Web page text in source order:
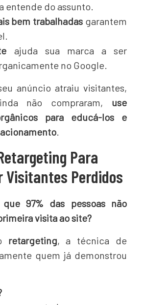
entende do assunto.
bem trabalhadas garantem
ajuda sua marca a ser
no Google.
anúncio atraiu visitantes,
não compraram, use
para educá-los e
.
Para
Visitantes Perdidos
97% das pessoas não
visita ao site?
retargeting, a técnica de
quem já demonstrou